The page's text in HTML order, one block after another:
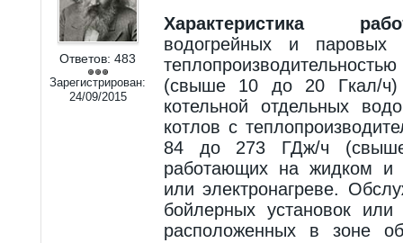
Ответов: 483
Зарегистрирован:
24/09/2015
Характеристика
водогрейных и
(свыше 10 до 20 Гкал/ч)
котельной отдельных
котлов с
84 до 273 ГДж/ч
работающих на жидком и
или электронагреве.
бойлерных установок
расположенных в зоне